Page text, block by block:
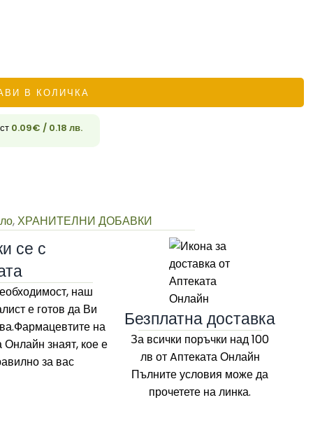
В КОЛИЧКА
0.09€ / 0.18 лв.
,ХРАНИТЕЛНИ ДОБАВКИ
се с
наш
е готов да Ви
на
Онлайн знаят, кое е
за вас
Безплатна доставка
За всички поръчки над 100
лв от Aптеката Онлайн
Пълните условия може да
прочетете на линка.